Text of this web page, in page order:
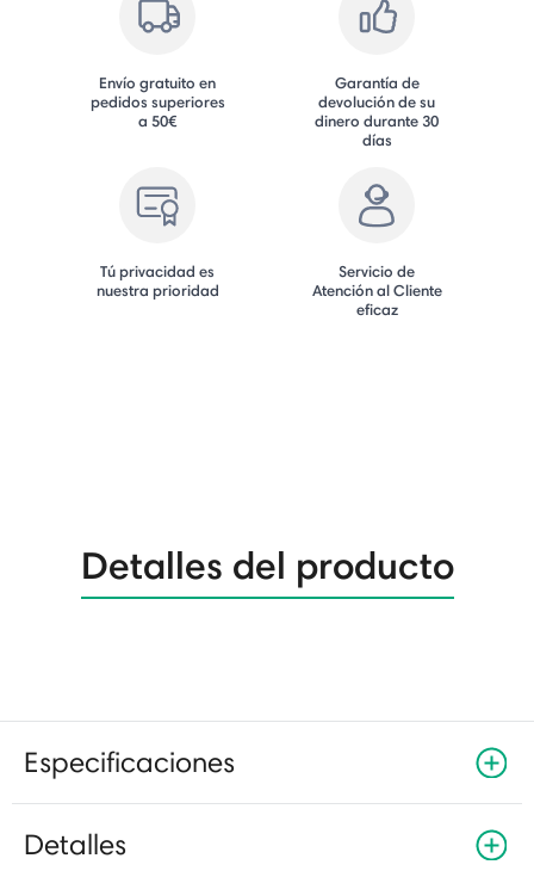
Envío gratuito en
pedidos superiores
a 50€
Garantía de
devolución de su
dinero durante 30
días
Tú privacidad es
nuestra prioridad
Servicio de
Atención al Cliente
eficaz
Detalles del producto
Especificaciones
Detalles